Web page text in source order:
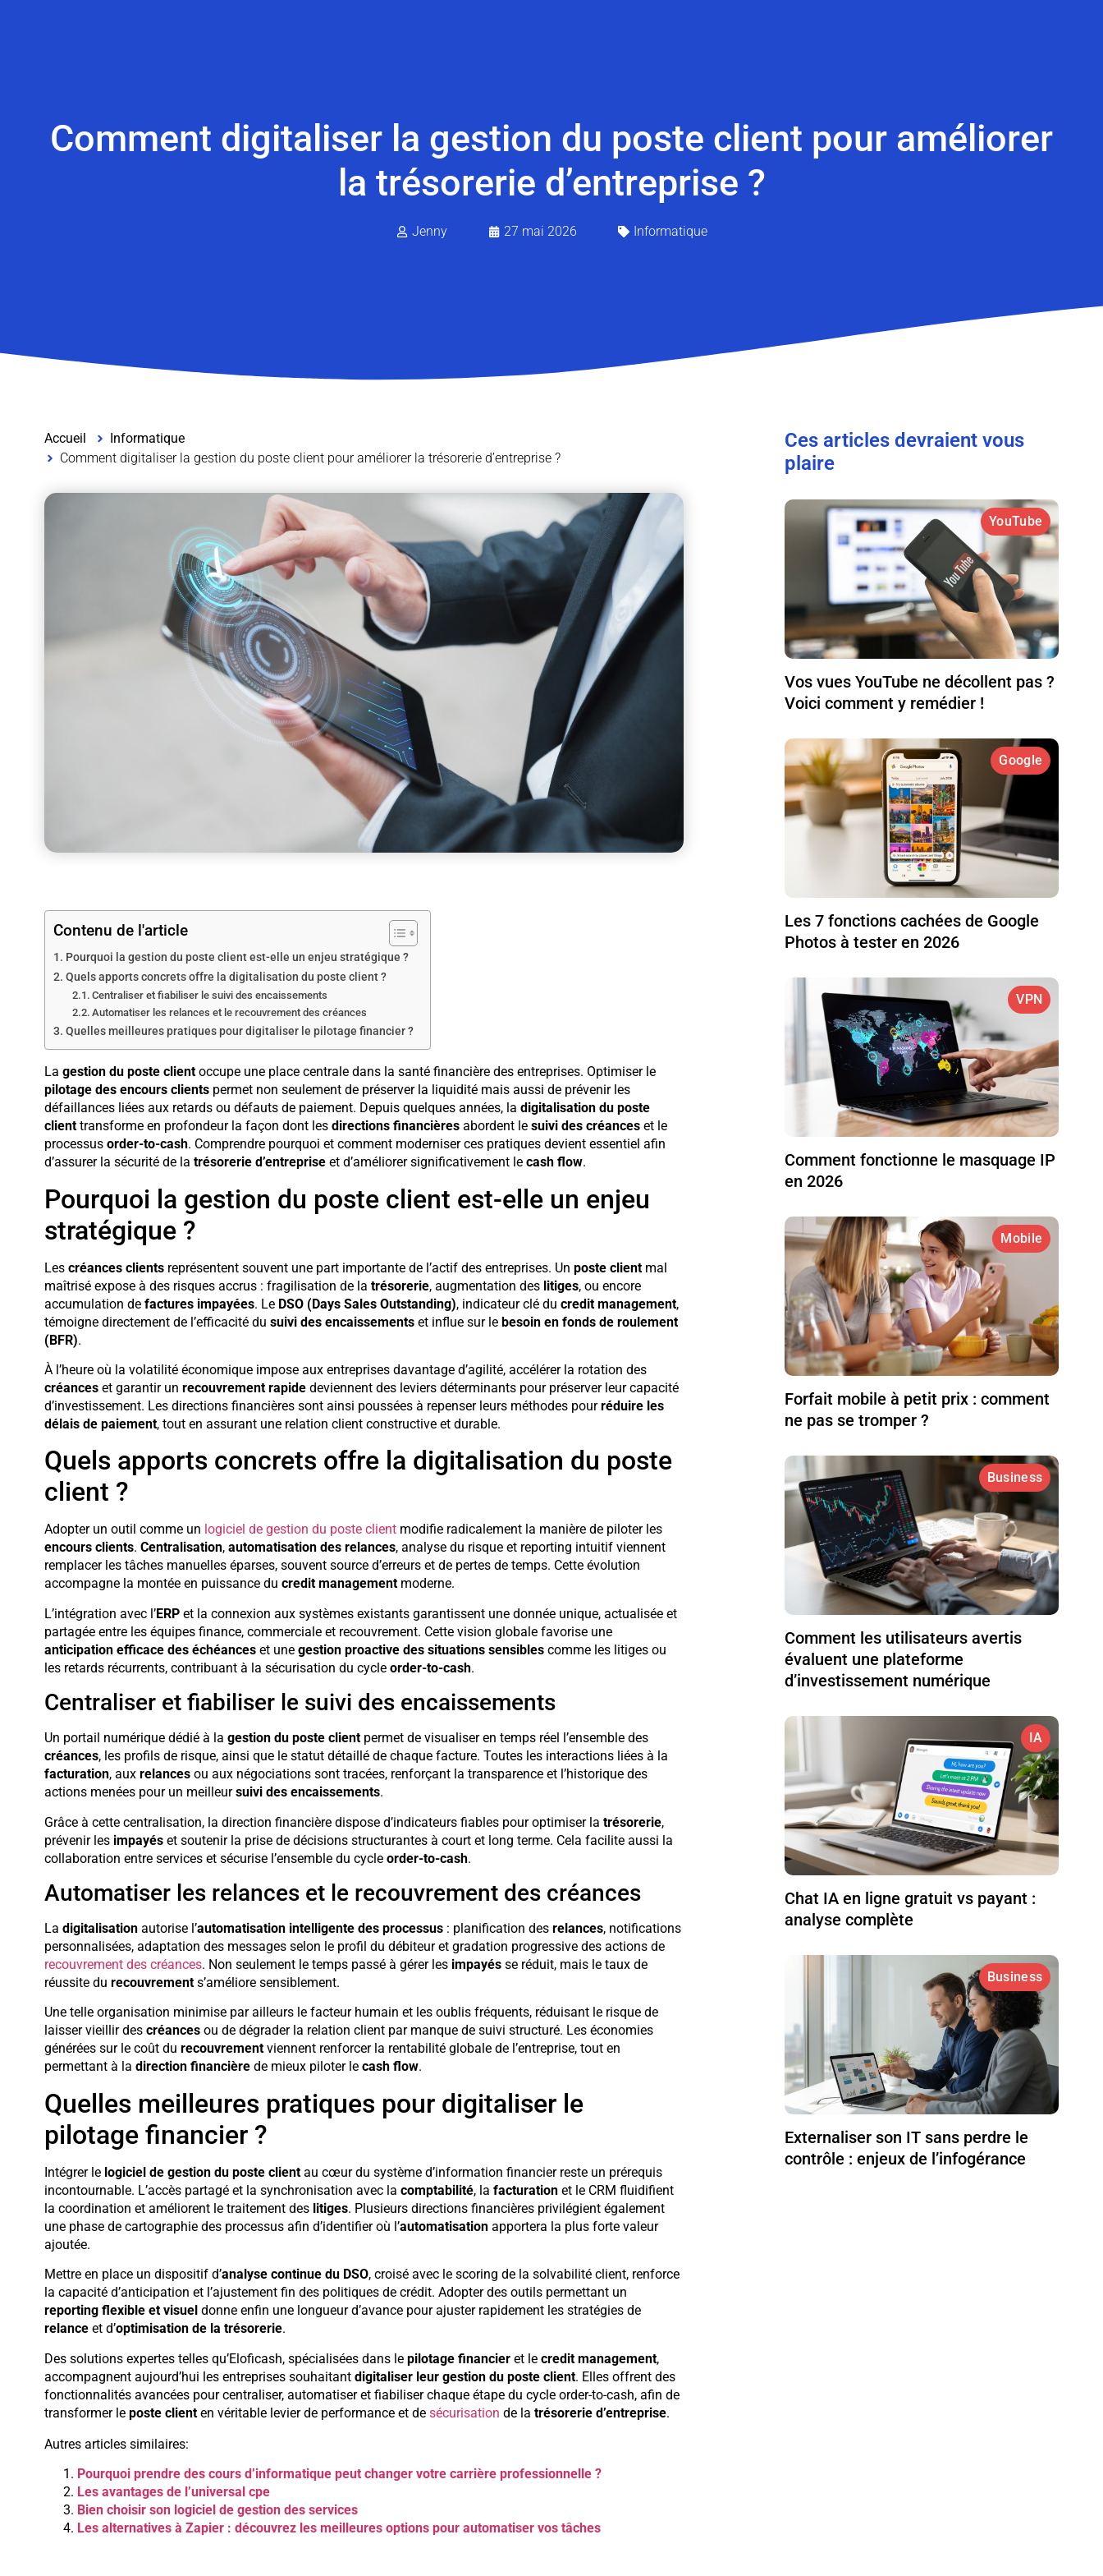
Comment digitaliser la gestion du poste client pour améliorer
la trésorerie d’entreprise ?
Jenny 27 mai 2026 Informatique
Accueil
Informatique
Comment digitaliser la gestion du poste client pour améliorer la trésorerie d’entreprise ?
Contenu de l'article
Pourquoi la gestion du poste client est-elle un enjeu stratégique ?
Quels apports concrets offre la digitalisation du poste client ?
Centraliser et fiabiliser le suivi des encaissements
Automatiser les relances et le recouvrement des créances
Quelles meilleures pratiques pour digitaliser le pilotage financier ?
La gestion du poste clientoccupe une place centrale dans la santé financière des entreprises. Optimiser le
pilotage des encours clientspermet non seulement de préserver la liquidité mais aussi de prévenir les
défaillances liées aux retards ou défauts de paiement. Depuis quelques années, la digitalisation du poste
clienttransforme en profondeur la façon dont les directions financièresabordent le suivi des créanceset le
processus order-to-cash. Comprendre pourquoi et comment moderniser ces pratiques devient essentiel afin
d’assurer la sécurité de la trésorerie d’entrepriseet d’améliorer significativement le cash flow.
Pourquoi la gestion du poste client est-elle un enjeu
stratégique ?
Les créances clientsreprésentent souvent une part importante de l’actif des entreprises. Un poste clientmal
maîtrisé expose à des risques accrus : fragilisation de la trésorerie, augmentation des litiges, ou encore
accumulation de factures impayées. Le DSO (Days Sales Outstanding), indicateur clé du credit management,
témoigne directement de l’efficacité du suivi des encaissementset influe sur le besoin en fonds de roulement
(BFR).
À l’heure où la volatilité économique impose aux entreprises davantage d’agilité, accélérer la rotation des
créanceset garantir un recouvrement rapidedeviennent des leviers déterminants pour préserver leur capacité
d’investissement. Les directions financières sont ainsi poussées à repenser leurs méthodes pourréduire les
délais de paiement, tout en assurant une relation client constructive et durable.
Quels apports concrets offre la digitalisation du poste
client ?
Adopter un outil comme un logiciel de gestion du poste clientmodifie radicalement la manière de piloter les
encours clients. Centralisation, automatisation des relances, analyse du risque et reporting intuitif viennent
remplacer les tâches manuelles éparses, souvent source d’erreurs et de pertes de temps. Cette évolution
accompagne la montée en puissance du credit managementmoderne.
L’intégration avec l’ERPet la connexion aux systèmes existants garantissent une donnée unique, actualisée et
partagée entre les équipes finance, commerciale et recouvrement. Cette vision globale favorise une
anticipation efficace des échéanceset une gestion proactive des situations sensiblescomme les litiges ou
les retards récurrents, contribuant à la sécurisation du cycle order-to-cash.
Centraliser et fiabiliser le suivi des encaissements
Un portail numérique dédié à la gestion du poste clientpermet de visualiser en temps réel l’ensemble des
créances, les profils de risque, ainsi que le statut détaillé de chaque facture. Toutes les interactions liées à la
facturation, aux relancesou aux négociations sont tracées, renforçant la transparence et l’historique des
actions menées pour un meilleursuivi des encaissements.
Grâce à cette centralisation, la direction financière dispose d’indicateurs fiables pour optimiser la trésorerie,
prévenir les impayéset soutenir la prise de décisions structurantes à court et long terme. Cela facilite aussi la
collaboration entre services et sécurise l’ensemble du cycle order-to-cash.
Automatiser les relances et le recouvrement des créances
La digitalisationautorise l’automatisation intelligente des processus: planification des relances, notifications
personnalisées, adaptation des messages selon le profil du débiteur et gradation progressive des actions de
recouvrement des créances. Non seulement le temps passé à gérer les impayésse réduit, mais le taux de
réussite du recouvrements’améliore sensiblement.
Une telle organisation minimise par ailleurs le facteur humain et les oublis fréquents, réduisant le risque de
laisser vieillir des créancesou de dégrader la relation client par manque de suivi structuré. Les économies
générées sur le coût du recouvrementviennent renforcer la rentabilité globale de l’entreprise, tout en
permettant à la direction financièrede mieux piloter le cash flow.
Quelles meilleures pratiques pour digitaliser le
pilotage financier ?
Intégrer le logiciel de gestion du poste clientau cœur du système d’information financier reste un prérequis
incontournable. L’accès partagé et la synchronisation avec la comptabilité, la facturationet le CRM fluidifient
la coordination et améliorent le traitement des litiges. Plusieurs directions financières privilégient également
une phase de cartographie des processus afin d’identifier où l’automatisationapportera la plus forte valeur
ajoutée.
Mettre en place un dispositif d’analyse continue du DSO, croisé avec le scoring de la solvabilité client, renforce
la capacité d’anticipation et l’ajustement fin des politiques de crédit. Adopter des outils permettant un
reporting flexible et visuel donne enfin une longueur d’avance pour ajuster rapidement les stratégies de
relanceet d’optimisation de la trésorerie.
Des solutions expertes telles qu’Eloficash, spécialisées dans le pilotage financieret le credit management,
accompagnent aujourd’hui les entreprises souhaitant digitaliser leur gestion du poste client. Elles offrent des
fonctionnalités avancées pour centraliser, automatiser et fiabiliser chaque étape du cycle order-to-cash, afin de
transformer le poste clienten véritable levier de performance et de sécurisation de la trésorerie d’entreprise.
Autres articles similaires:
Pourquoi prendre des cours d’informatique peut changer votre carrière professionnelle ?
Les avantages de l’universal cpe
Bien choisir son logiciel de gestion des services
Les alternatives à Zapier : découvrez les meilleures options pour automatiser vos tâches
Ces articles devraient vous
plaire
YouTube
Vos vues YouTube ne décollent pas ?
Voici comment y remédier !
Google
Les 7 fonctions cachées de Google
Photos à tester en 2026
VPN
Comment fonctionne le masquage IP
en 2026
Mobile
Forfait mobile à petit prix : comment
ne pas se tromper ?
Business
Comment les utilisateurs avertis
évaluent une plateforme
d’investissement numérique
IA
Chat IA en ligne gratuit vs payant :
analyse complète
Business
Externaliser son IT sans perdre le
contrôle : enjeux de l’infogérance